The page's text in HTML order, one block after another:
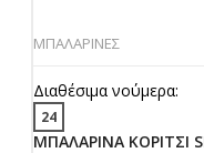
ΜΠΑΛΑΡΙΝΕΣ
Διαθέσιμα νούμερα:
24
ΜΠΑΛΑΡΙΝΑ ΚΟΡΙΤΣΙ